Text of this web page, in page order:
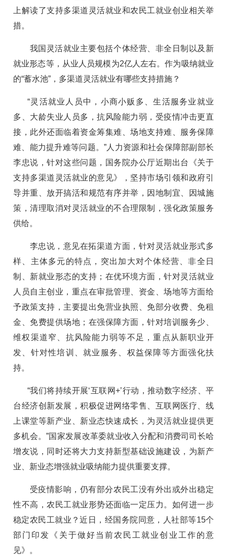
上解读了支持多渠道灵活就业和农民工就业创业相关举
措。
我国灵活就业主要包括个体经营、非全日制以及新
就业形态等，从业人员规模为2亿人左右。作为吸纳就业
的“蓄水池”，多渠道灵活就业有哪些支持措施？
“灵活就业人员中，小商小贩多、生活服务业就业
多、大龄失业人员多，抗风险能力弱，受疫情冲击更直
接，此外还面临着资金筹集难、场地支持难、服务保障
难、能力提升难等问题。”人力资源和社会保障部副部长
李忠说，针对这些问题，国务院办公厅近期出台《关于
支持多渠道灵活就业的意见》，坚持市场引领和政府引
导并重、放开搞活和规范有序并举，因地制宜、因城施
策，清理取消对灵活就业的不合理限制，强化政策服务
供给。
李忠说，意见在拓渠道方面，针对灵活就业形式多
样、主体多元的特点，突出加大对个体经营、非全日
制、新就业形态的支持；在优环境方面，针对灵活就业
人员自主创业，重点在审批管理、资金、场地等方面给
予政策支持，主要提出免营业执照、免部分收费、免租
金、免费提供场地；在强保障方面，针对培训服务少、
维权渠道窄、抗风险能力弱等不足，重点从新职业开
发、针对性培训、就业服务、权益保障等方面强化扶
持。
“我们将持续开展‘互联网+’行动，推动数字经济、平
台经济创新发展，积极促进网络零售、互联网医疗、线
上课堂等新产业、新业态快速成长，为灵活就业提供更
多机会。”国家发展改革委就业收入分配和消费司司长哈
增友说，同时还将大力支持新型基础设施建设，为新产
业、新业态增强就业吸纳能力提供重要支撑。
受疫情影响，仍有部分农民工没有外出或外出稳定
性不高，农民工就业形势还面临一定压力。如何进一步
稳定农民工就业？近日，经国务院同意，人社部等15个
部门印发《关于做好当前农民工就业创业工作的意
见》。